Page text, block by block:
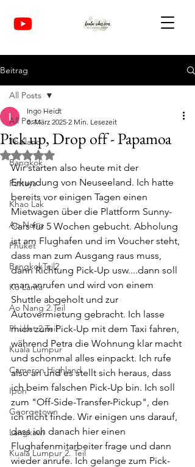
Beitrag
All Posts
Thailand
Bangkok
Pattaya
Khao Lak
Ao Nang
Phuket
BangkokTeil2
Ko Lanta
Ao Nang 2.Teil
Phuket 2.Teil
Kuala Lumpur
Cameron Highland
Ipoh
Georgetown
Langkawi
Kuala Lumpur 2. Teil
All Posts
Pick up, Drop off - Papamoa
Ingo Heidt
8. März 2025 2 Min. Lesezeit
Mit NaN von 5 Sternen bewertet.
Wir starten also heute mit der
Erkundung von Neuseeland. Ich hatte
bereits vor einigen Tagen einen
Mietwagen über die Plattform Sunny-
Cars für 5 Wochen gebucht. Abholung
ist am Flughafen und im Voucher steht,
dass man zum Ausgang raus muss,
dann Richtung Pick-Up usw....dann soll
man anrufen und wird von einem
Shuttle abgeholt und zur
Autovermietung gebracht. Ich lasse
mich zum Pick-Up mit dem Taxi fahren,
während Petra die Wohnung klar macht
und schonmal alles einpackt. Ich rufe
also an und es stellt sich heraus, dass
ich beim falschen Pick-Up bin. Ich soll
zum "Off-Side-Transfer-Pickup", den
ich nicht finde. Wir einigen uns darauf,
dass ich danach hier einen
Flughafenmitarbeiter frage und dann
wieder anrufe. Ich gelange zum Pick-